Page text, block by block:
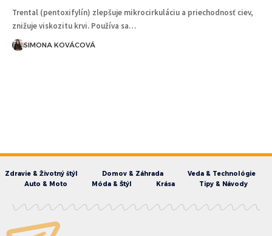
Trental (pentoxifylín) zlepšuje mikrocirkuláciu a priechodnosť ciev,
znižuje viskozitu krvi. Používa sa…
SIMONA KOVÁCOVÁ
Zdravie & Životný štýl Domov & Záhrada
Veda & Technológie
Auto & Moto
Móda & Štýl Krása Tipy & Návody